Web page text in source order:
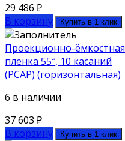
29 486 ₽
В корзину
Купить в 1 клик
Проекционно-ёмкостная
пленка 55″, 10 касаний
(PCAP) (горизонтальная)
6 в наличии
37 603 ₽
В корзину
Купить в 1 клик